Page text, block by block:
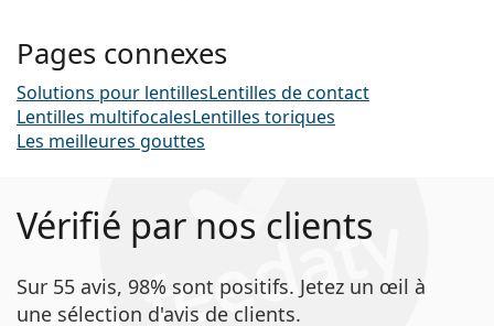
Pages connexes
Solutions pour lentillesLentilles de contact
Lentilles multifocalesLentilles toriques
Les meilleures gouttes
Vérifié par nos clients
Sur 55 avis, 98% sont positifs. Jetez un œil à
une sélection d'avis de clients.